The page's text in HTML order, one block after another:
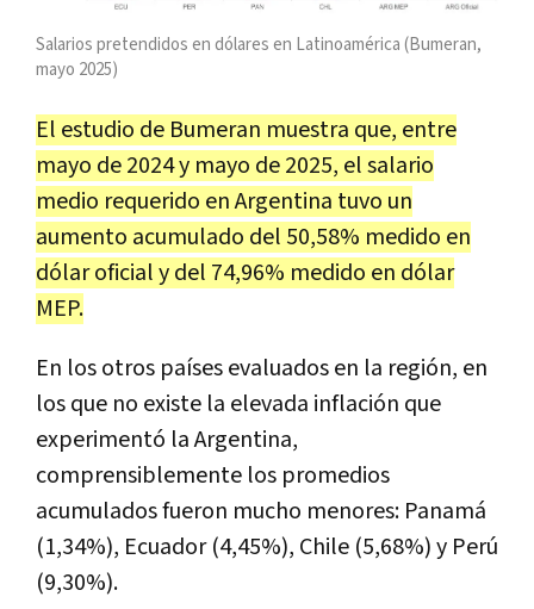
Salarios pretendidos en dólares en Latinoamérica (Bumeran,
mayo 2025)
El estudio de Bumeran muestra que, entre
mayo de 2024 y mayo de 2025, el salario
medio requerido en Argentina tuvo un
aumento acumulado del 50,58% medido en
dólar oficial y del 74,96% medido en dólar
MEP.
En los otros países evaluados en la región, en
los que no existe la elevada inflación que
experimentó la Argentina,
comprensiblemente los promedios
acumulados fueron mucho menores: Panamá
(1,34%), Ecuador (4,45%), Chile (5,68%) y Perú
(9,30%).